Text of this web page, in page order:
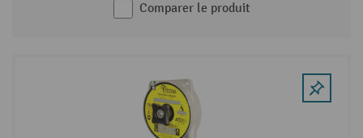
Comparer le produit